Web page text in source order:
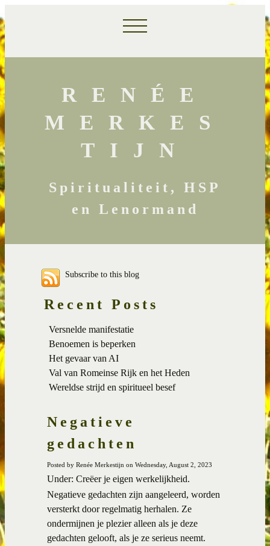
RENÉE
MERKES
TIJN
Spiritualiteit, HSP
en Lenormand
Subscribe to this blog
Recent Posts
Versnelde manifestatie
Benoemen is beperken
Het gevaar van AI
Val van Romeinse Rijk en het Heden
Wereldse strijd en spiritueel besef
Negatieve
gedachten
Posted by Renée Merkestijn on Wednesday, August 2, 2023
Under: Creëer je eigen werkelijkheid.
Negatieve gedachten zijn aangeleerd, worden
versterkt door regelmatig herhalen. Ze
ondermijnen je plezier alleen als je deze
gedachten gelooft, als je ze serieus neemt.